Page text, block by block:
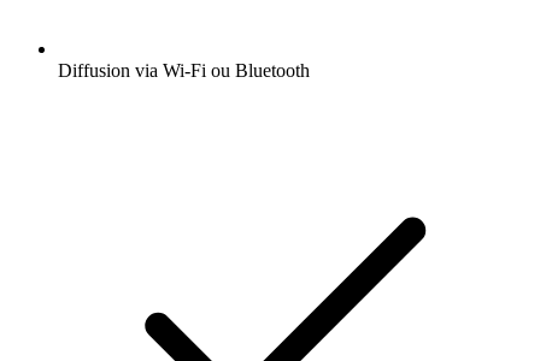
Diffusion via Wi-Fi ou Bluetooth